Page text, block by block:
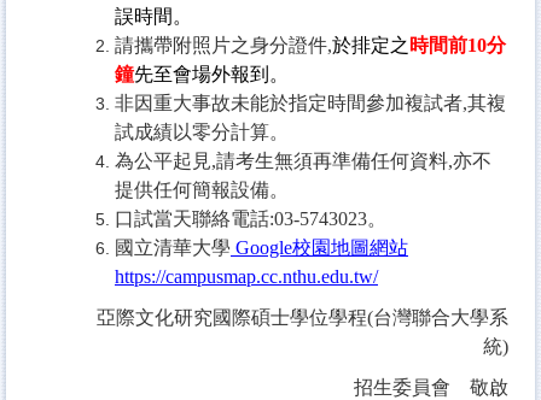
誤時間。
請攜帶附照片之身分證件,於排定之時間前10分
鐘先至會場外報到。
非因重大事故未能於指定時間參加複試者,其複
試成績以零分計算。
為公平起見,請考生無須再準備任何資料,亦不
提供任何簡報設備。
口試當天聯絡電話:03-5743023。
國立清華大學 Google校園地圖網站
https://campusmap.cc.nthu.edu.tw/
亞際文化研究國際碩士學位學程(台灣聯合大學系
統)
招生委員會 敬啟